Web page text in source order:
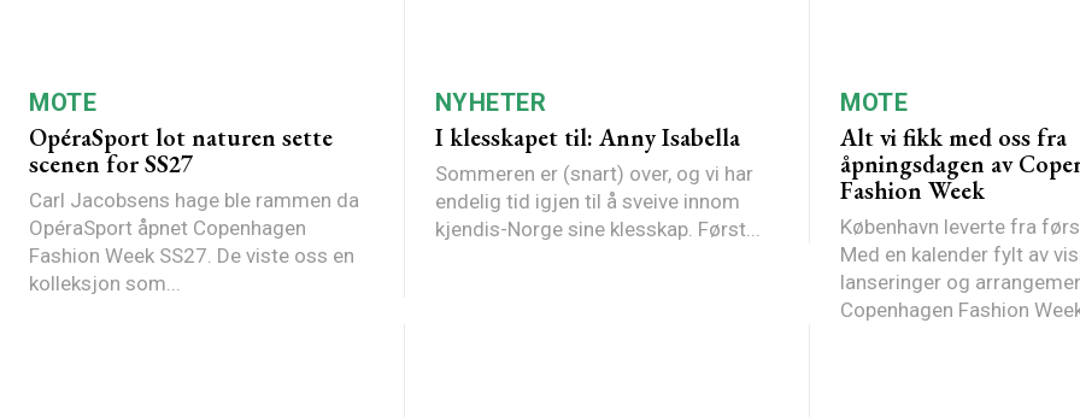
MOTE
OpéraSport lot naturen sette
scenen for SS27
Carl Jacobsens hage ble rammen da
OpéraSport åpnet Copenhagen
Fashion Week SS27. De viste oss en
kolleksjon som...
NYHETER
I klesskapet til: Anny Isabella
Sommeren er (snart) over, og vi har
endelig tid igjen til å sveive innom
kjendis-Norge sine klesskap. Først...
MOTE
Alt vi fikk med oss fra
åpningsdagen av
Fashion Week
København leverte fra
Med en kalender fylt av
lanseringer og
Copenhagen Fashion